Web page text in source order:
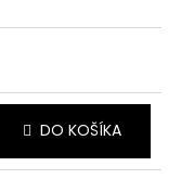
DO KOŠÍKA